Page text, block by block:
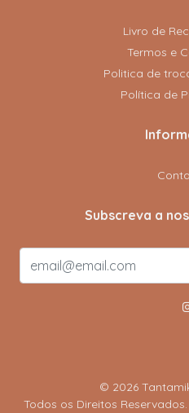
Livro de
Termos e
Politica de
Política de
Subscreva a
© 2026
Todos os Direitos Reservados.